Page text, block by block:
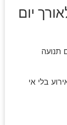
יום
תנועה
בלי אי